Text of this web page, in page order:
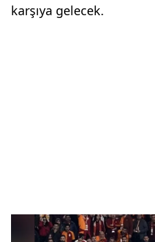
karşıya gelecek.